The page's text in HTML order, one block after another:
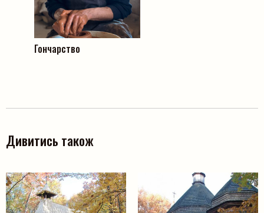
Гончарство
Дивитись також